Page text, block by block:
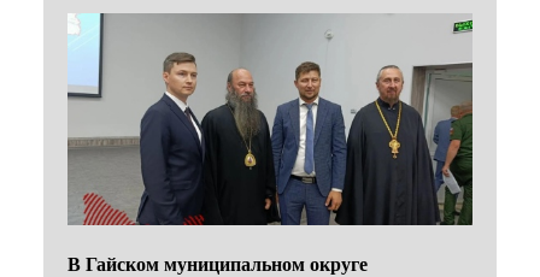
В Гайском муниципальном округе